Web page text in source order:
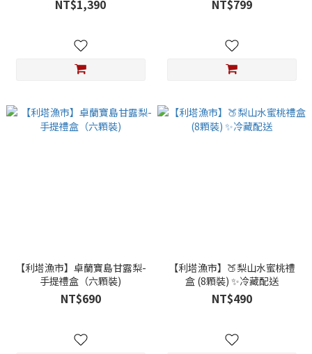
NT$1,390 NT$799
【利塔漁市】卓蘭寶島甘露梨-
手提禮盒（六顆裝)
NT$690
【利塔漁市】🍑梨山水蜜桃禮
盒 (8顆裝) ✨冷藏配送
NT$490